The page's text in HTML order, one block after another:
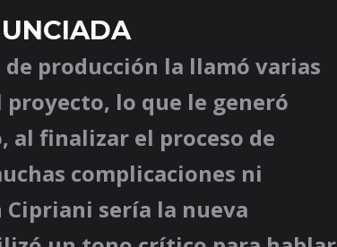
producción la llamó varias
lo que le generó
al finalizar el proceso de
complicaciones ni
Cipriani sería la nueva